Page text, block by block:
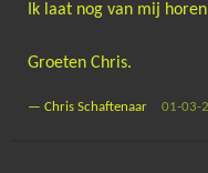
Ik laat nog van mij
Groeten Chris.
—Chris Schaftenaar 01-03-